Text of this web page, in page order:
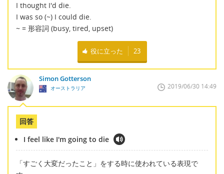
I thought I'd die.
I was so (~) I could die.
~ = 形容詞 (busy, tired, upset)
役に立った 23
Simon Gotterson
オーストラリア 2019/06/30 14:49
回答
I feel like I'm going to die
「すごく大変だったこと」をする時に使われている表現で